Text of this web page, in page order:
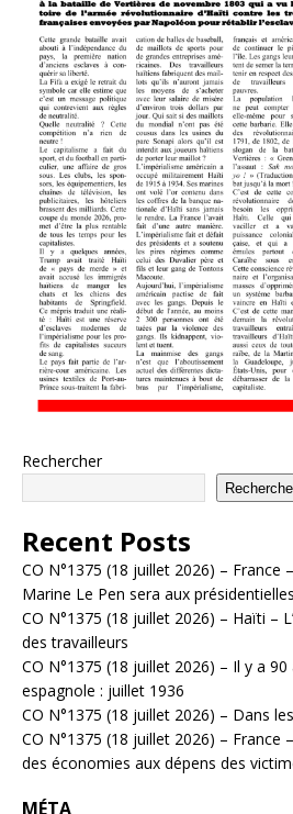
Rechercher
Recent Posts
CO N°1375 (18 juillet 2026) – France
Marine Le Pen sera aux présidentielles
CO N°1375 (18 juillet 2026) – Haïti –
des travailleurs
CO N°1375 (18 juillet 2026) – Il y a
espagnole : juillet 1936
CO N°1375 (18 juillet 2026) – Dans
CO N°1375 (18 juillet 2026) – France
des économies aux dépens des
MÉTA